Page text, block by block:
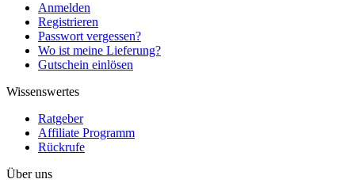
Anmelden
Registrieren
Passwort vergessen?
Wo ist meine Lieferung?
Gutschein einlösen
Wissenswertes
Ratgeber
Affiliate Programm
Rückrufe
Über uns